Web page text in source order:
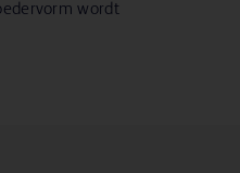
wordt